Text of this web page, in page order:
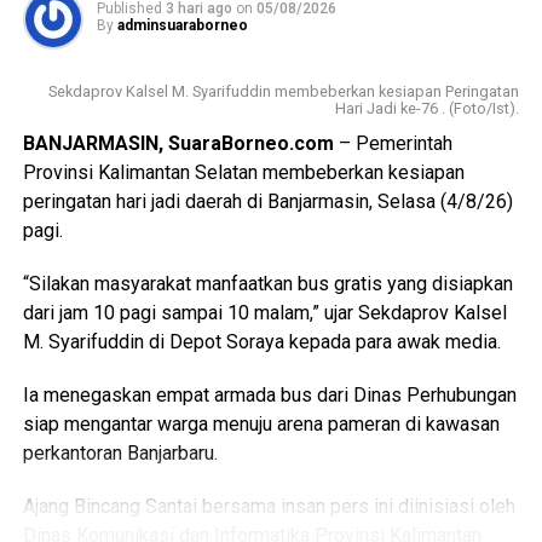
meminta penjelasan secara transparan dari pihak PLN UBP
Asam Asam terkait kendala yang terjadi di pembangkit,
sekaligus kepastian waktu kapan layanan ini dapat kembali
Menanggapi hal tersebut, Senior Manager PLN Indonesia
Power UBP Asam Asam, Fajar Pamujianto, menyampaikan
terima kasih atas kunjungan pengawasan dari Ombudsman
kondisi sistem kelistrikan saat ini. Fajar memaparkan
bahwa pemadaman terpaksa dilakukan karena sistem
kelistrikan sedang mengalami defisit pasokan. Hal ini
terduga pada salah satu unit pembangkit, bersamaan
dengan jadwal pemeliharaan (_maintenance_) rutin unit lain
yang harus dilakukan demi mencegah kerusakan sistem
Published 3 hari ago on 05/08/2026
By adminsuaraborneo
Sekdaprov Kalsel M. Syarifuddin membeberkan kesiapan Peringatan
Hari Jadi ke-76 . (Foto/Ist).
BANJARMASIN, SuaraBorneo.com – Pemerintah
Provinsi Kalimantan Selatan membeberkan kesiapan
peringatan hari jadi daerah di Banjarmasin, Selasa (4/8/26)
pagi.
“Silakan masyarakat manfaatkan bus gratis yang disiapkan
dari jam 10 pagi sampai 10 malam,” ujar Sekdaprov Kalsel
M. Syarifuddin di Depot Soraya kepada para awak media.
Ia menegaskan empat armada bus dari Dinas Perhubungan
siap mengantar warga menuju arena pameran di kawasan
perkantoran Banjarbaru.
Ajang Bincang Santai bersama insan pers ini diinisiasi oleh